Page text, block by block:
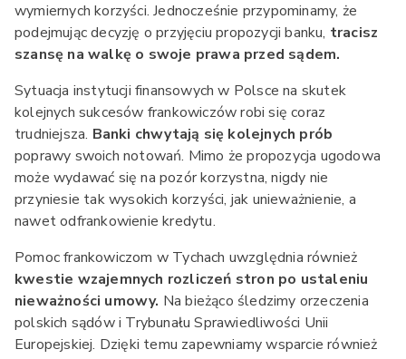
wymiernych korzyści. Jednocześnie przypominamy, że
podejmując decyzję o przyjęciu propozycji banku, tracisz
szansę na walkę o swoje prawa przed sądem.
Sytuacja instytucji finansowych w Polsce na skutek
kolejnych sukcesów frankowiczów robi się coraz
trudniejsza. Banki chwytają się kolejnych prób
poprawy swoich notowań. Mimo że propozycja ugodowa
może wydawać się na pozór korzystna, nigdy nie
przyniesie tak wysokich korzyści, jak unieważnienie, a
nawet odfrankowienie kredytu.
Pomoc frankowiczom w Tychach uwzględnia również
kwestie wzajemnych rozliczeń stron po ustaleniu
nieważności umowy. Na bieżąco śledzimy orzeczenia
polskich sądów i Trybunału Sprawiedliwości Unii
Europejskiej. Dzięki temu zapewniamy wsparcie również